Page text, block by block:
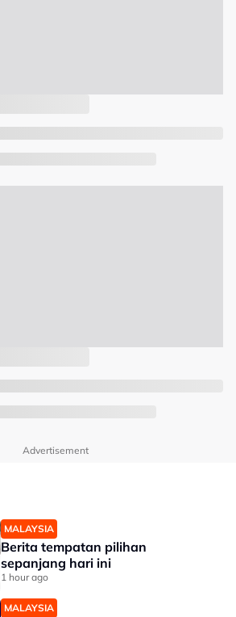
Advertisement
MALAYSIA
Berita tempatan pilihan
sepanjang hari ini
1 hour ago
MALAYSIA